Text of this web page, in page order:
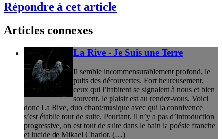
Répondre à cet article
Articles connexes
La Rive - Je Suis une Terre
Il semble incommensurablement profond, le
puits des découvertes. Fort heureusement,
ceux qui l’habitent se signalent à nous et bien
souvent, le plaisir est au rendez-vous. Voici
donc La Rive, duo chant/musique avec qui la connivence
s’est établie tout de suite. Pourtant, il n’y a pas d’introduction
progressive, on est tout de suite dans le bain la poésie franche
et lucide de Mikael Charlot. (…)